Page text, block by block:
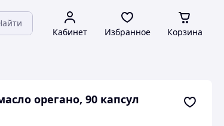
Кабинет Избранное Корзина
орегано, 90 капсул